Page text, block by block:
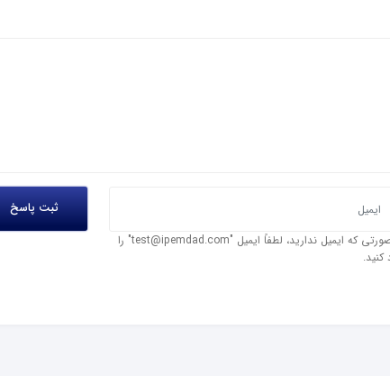
در صورتی که ایمیل ندارید، لطفاً ایمیل "test@ipemdad.com" را
کنید.